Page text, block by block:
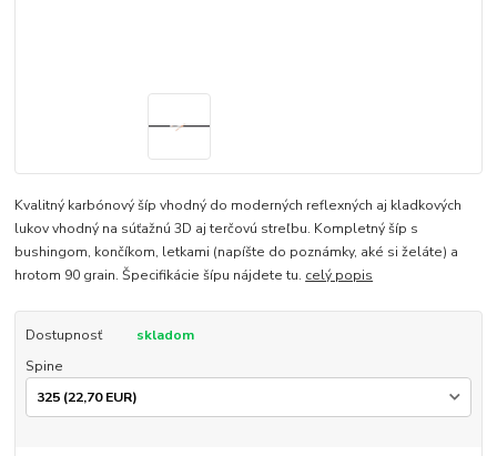
Kvalitný karbónový šíp vhodný do moderných reflexných aj kladkových
lukov vhodný na súťažnú 3D aj terčovú streľbu. Kompletný šíp s
bushingom, končíkom, letkami (napíšte do poznámky, aké si želáte) a
hrotom 90 grain. Špecifikácie šípu nájdete tu. celý popis
Dostupnosť
skladom
Spine